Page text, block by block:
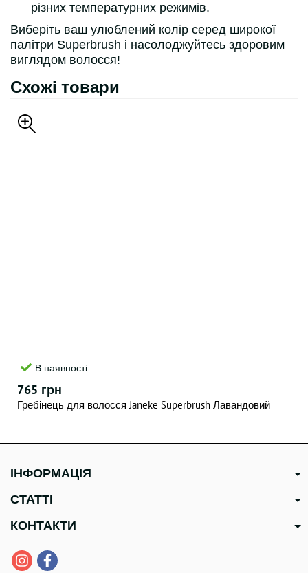
різних температурних режимів.
Виберіть ваш улюблений колір серед широкої
палітри Superbrush і насолоджуйтесь здоровим
виглядом волосся!
Схожі товари
В наявності
765 грн
Гребінець для волосся Janeke Superbrush Лавандовий
ІНФОРМАЦІЯ
СТАТТІ
КОНТАКТИ